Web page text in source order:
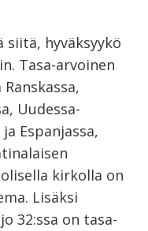
siitä, hyväksyykö
Tasa-arvoinen
Uudessa-
Espanjassa,
kirkolla on
Lisäksi
32:ssa on tasa-